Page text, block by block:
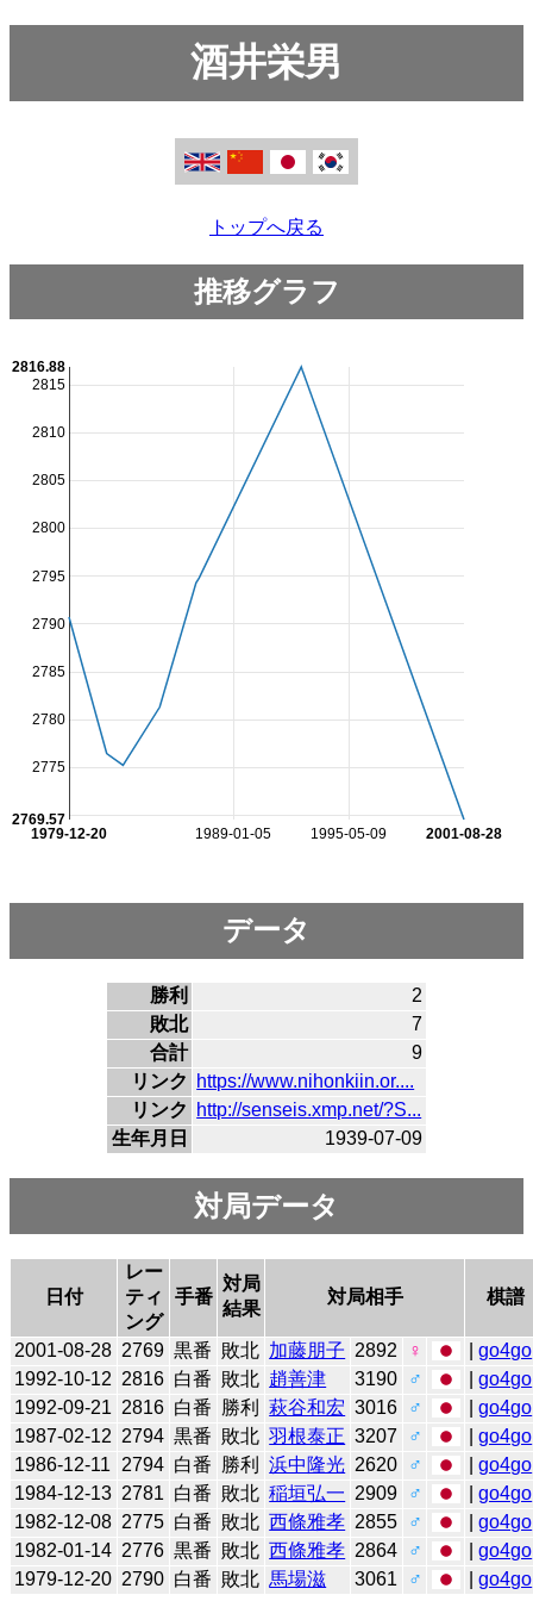
酒井栄男
トップへ戻る
推移グラフ
1989-01-05 1995-05-09
1979-12-20 2001-08-28
2775
2780
2785
2790
2795
2800
2805
2810
2815
2769.57
2816.88
データ
勝利
2
敗北
7
合計
9
リンク
https://www.nihonkiin.or....
リンク
http://senseis.xmp.net/?S...
生年月日
1939-07-09
対局データ
日付
レー
ティ
ング
手番
対局
結果
対局相手 棋譜
2001-08-28 2769 黒番 敗北 加藤朋子 2892 ♀ |go4go
1992-10-12 2816 白番 敗北 趙善津 3190 ♂ |go4go
1992-09-21 2816 白番 勝利 萩谷和宏 3016 ♂ |go4go
1987-02-12 2794 黒番 敗北 羽根泰正 3207 ♂ |go4go
1986-12-11
2794 白番 勝利 浜中隆光 2620 ♂ |go4go
1984-12-13 2781 白番 敗北 稲垣弘一 2909 ♂ |go4go
1982-12-08 2775 白番 敗北 西條雅孝 2855 ♂ |go4go
1982-01-14 2776 黒番 敗北 西條雅孝 2864 ♂ |go4go
1979-12-20 2790 白番 敗北 馬場滋 3061 ♂ |go4go